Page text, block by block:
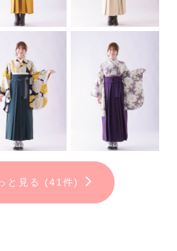
一着が決定✨
自宅に郵送で届
自分らしい袴を
｜
と見る (41件)